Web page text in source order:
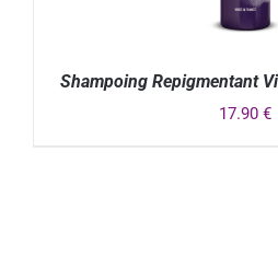
Shampoing Repigmentant
17.90 €